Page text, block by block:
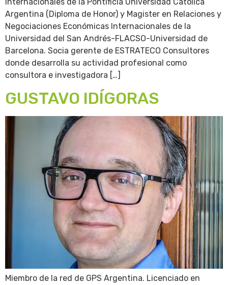
Argentina (Diploma de Honor) y Magister en Relaciones y
Negociaciones Económicas Internacionales de la
Universidad del San Andrés-FLACSO-Universidad de
Barcelona. Socia gerente de ESTRATECO Consultores
donde desarrolla su actividad profesional como
consultora e investigadora […]
GUSTAVO IDÍGORAS
Miembro de la red de GPS Argentina. Licenciado en